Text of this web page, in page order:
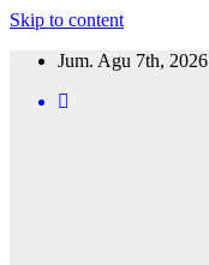
Skip to content
Jum. Agu 7th, 2026